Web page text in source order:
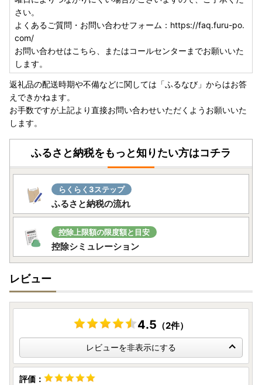
さい。
よくあるご質問・お問い合わせフォーム：https://faq.furu-po.
com/
お問い合わせはこちら、またはコールセンターまでお願いいた
します。
返礼品の配送時期や不備などに関しては「ふるなび」からはお答
えできかねます。
お手数ですが上記より直接お問い合わせいただくようお願いいた
します。
ふるさと納税をもっと知りたい方はコチラ
らくらく3ステップ
ふるさと納税の流れ
控除上限額の限度額と目安
控除シミュレーション
レビュー
4.5 （2件）
レビューを非表示にする